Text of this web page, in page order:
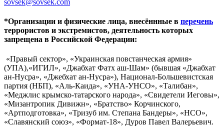
*Организации и физические лица, внесённные в перечень
террористов и экстремистов, деятельность которых
запрещена в Российской Федерации:
«Правый сектор», «Украинская повстанческая армия»
(УПА),«ИГИЛ», «Джабхат Фатх аш-Шам» (бывшая «Джабхат
ан-Нусра», «Джебхат ан-Нусра»), Национал-Большевистская
партия (НБП), «Аль-Каида», «УНА-УНСО», «Талибан»,
«Меджлис крымско-татарского народа», «Свидетели Иеговы»,
«Мизантропик Дивижн», «Братство» Корчинского,
«Артподготовка», «Тризуб им. Степана Бандеры», «НСО»,
«Славянский союз», «Формат-18», Дуров Павел Валерьевич.